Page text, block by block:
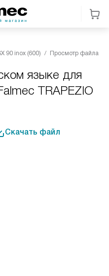
90 inox (600)
Просмотр файла
языке для
TRAPEZIO
Скачать файл